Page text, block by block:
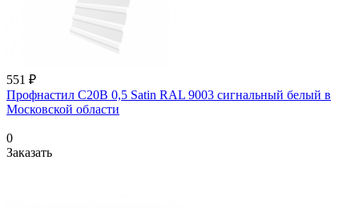
551 ₽
Профнастил С20В 0,5 Satin RAL 9003 сигнальный белый в
Московской области
0
Заказать